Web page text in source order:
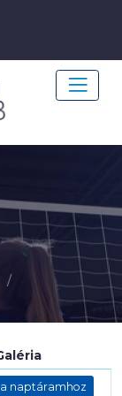
a naptáramhoz